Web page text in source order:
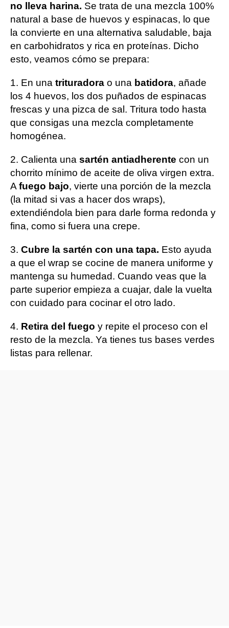
no lleva harina. Se trata de una mezcla 100%
natural a base de huevos y espinacas, lo que
la convierte en una alternativa saludable, baja
en carbohidratos y rica en proteínas. Dicho
esto, veamos cómo se prepara:
1. En una trituradora o una batidora, añade
los 4 huevos, los dos puñados de espinacas
frescas y una pizca de sal. Tritura todo hasta
que consigas una mezcla completamente
homogénea.
2. Calienta una sartén antiadherente con un
chorrito mínimo de aceite de oliva virgen extra.
A fuego bajo, vierte una porción de la mezcla
(la mitad si vas a hacer dos wraps),
extendiéndola bien para darle forma redonda y
fina, como si fuera una crepe.
3. Cubre la sartén con una tapa. Esto ayuda
a que el wrap se cocine de manera uniforme y
mantenga su humedad. Cuando veas que la
parte superior empieza a cuajar, dale la vuelta
con cuidado para cocinar el otro lado.
4. Retira del fuego y repite el proceso con el
resto de la mezcla. Ya tienes tus bases verdes
listas para rellenar.